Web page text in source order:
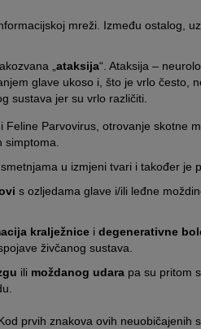
mreži. Između ostalog,
„ataksija“. Ataksija –
glave ukoso i, što je vrlo često,
sustava jer su vrlo različiti.
Feline Parvovirus, otrovanje skotne
simptoma.
u izmjeni tvari i također je
s ozljedama glave i/ili leđne
kralježnice i degenerativne
živčanog sustava.
ili moždanog udara pa su pritom
prvih znakova ovih neuobičajenih